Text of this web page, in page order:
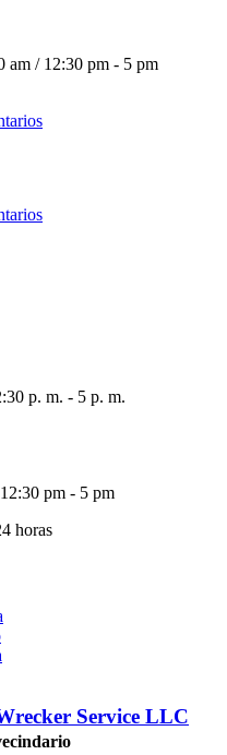
am / 12:30 pm - 5 pm
p. m. - 5 p. m.
12:30 pm - 5 pm
horas
Service LLC